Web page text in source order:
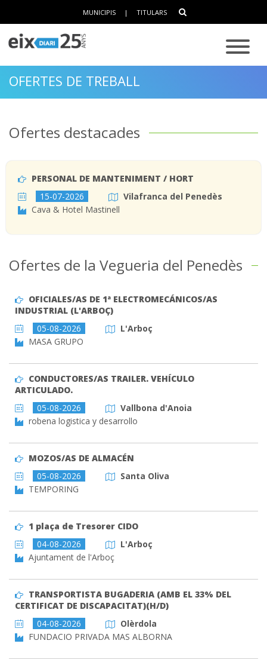
MUNICIPIS | TITULARS
OFERTES DE TREBALL
Ofertes destacades
PERSONAL DE MANTENIMENT / HORT
15-07-2026
Vilafranca del Penedès
Cava & Hotel Mastinell
Ofertes de la Vegueria del Penedès
OFICIALES/AS DE 1ª ELECTROMECÁNICOS/AS
INDUSTRIAL (L'ARBOÇ)
05-08-2026
L'Arboç
MASA GRUPO
CONDUCTORES/AS TRAILER. VEHÍCULO
ARTICULADO.
05-08-2026
Vallbona d'Anoia
robena logistica y desarrollo
MOZOS/AS DE ALMACÉN
05-08-2026
Santa Oliva
TEMPORING
1 plaça de Tresorer CIDO
04-08-2026
L'Arboç
Ajuntament de l'Arboç
TRANSPORTISTA BUGADERIA (AMB EL 33% DEL
CERTIFICAT DE DISCAPACITAT)(H/D)
04-08-2026
Olèrdola
FUNDACIO PRIVADA MAS ALBORNA